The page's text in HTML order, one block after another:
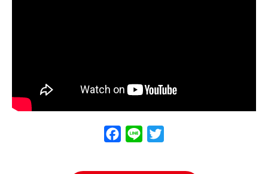
Facebook
Line